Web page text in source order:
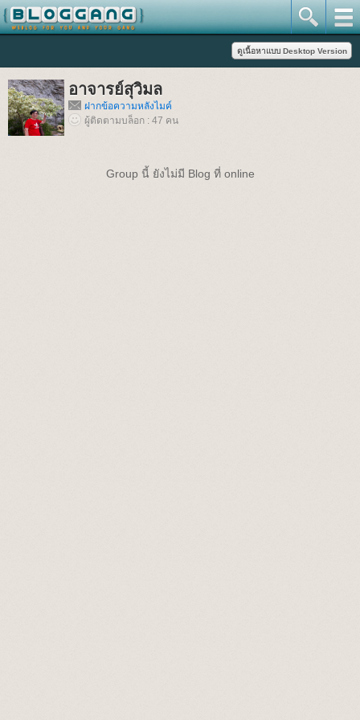
อาจารย์สุวิมล
ฝากข้อความหลังไมค์
ผู้ติดตามบล็อก : 47 คน
Group นี้ ยังไม่มี Blog ที่ online